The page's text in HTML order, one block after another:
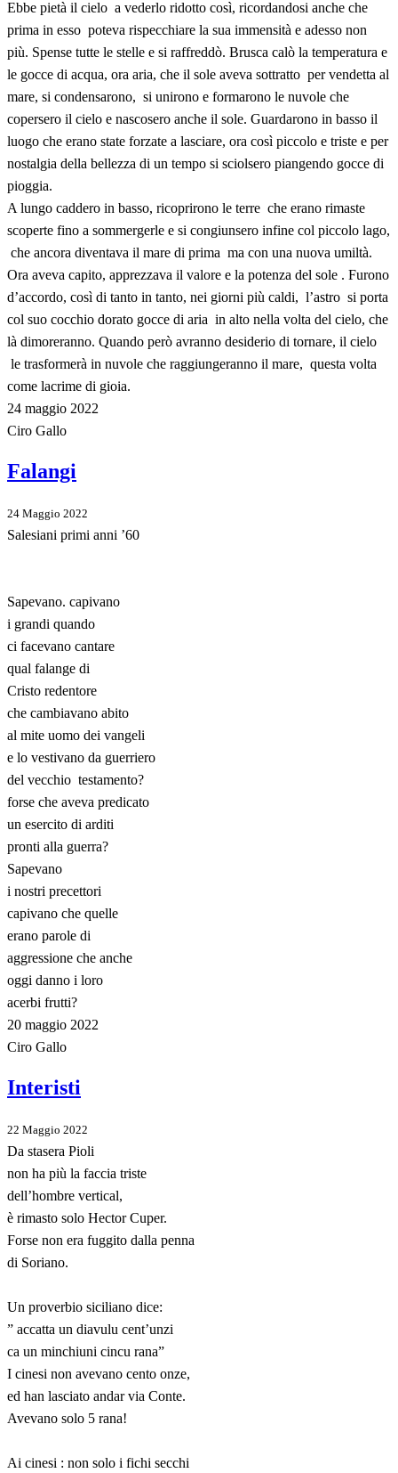
Ebbe pietà il cielo a vederlo ridotto così, ricordandosi anche che
prima in esso poteva rispecchiare la sua immensità e adesso non
più. Spense tutte le stelle e si raffreddò. Brusca calò la temperatura e
le gocce di acqua, ora aria, che il sole aveva sottratto per vendetta al
mare, si condensarono, si unirono e formarono le nuvole che
copersero il cielo e nascosero anche il sole. Guardarono in basso il
luogo che erano state forzate a lasciare, ora così piccolo e triste e per
nostalgia della bellezza di un tempo si sciolsero piangendo gocce di
pioggia.
A lungo caddero in basso, ricoprirono le terre che erano rimaste
scoperte fino a sommergerle e si congiunsero infine col piccolo lago,
che ancora diventava il mare di prima ma con una nuova umiltà.
Ora aveva capito, apprezzava il valore e la potenza del sole . Furono
d’accordo, così di tanto in tanto, nei giorni più caldi, l’astro si porta
col suo cocchio dorato gocce di aria in alto nella volta del cielo, che
là dimoreranno. Quando però avranno desiderio di tornare, il cielo
le trasformerà in nuvole che raggiungeranno il mare, questa volta
come lacrime di gioia.
24 maggio 2022
Ciro Gallo
Falangi
24 Maggio 2022
Salesiani primi anni ’60
Sapevano. capivano
i grandi quando
ci facevano cantare
qual falange di
Cristo redentore
che cambiavano abito
al mite uomo dei vangeli
e lo vestivano da guerriero
del vecchio testamento?
forse che aveva predicato
un esercito di arditi
pronti alla guerra?
Sapevano
i nostri precettori
capivano che quelle
erano parole di
aggressione che anche
oggi danno i loro
acerbi frutti?
20 maggio 2022
Ciro Gallo
Interisti
22 Maggio 2022
Da stasera Pioli
non ha più la faccia triste
dell’hombre vertical,
è rimasto solo Hector Cuper.
Forse non era fuggito dalla penna
di Soriano.
Un proverbio siciliano dice:
” accatta un diavulu cent’unzi
ca un minchiuni cincu rana”
I cinesi non avevano cento onze,
ed han lasciato andar via Conte.
Avevano solo 5 rana!
Ai cinesi : non solo i fichi secchi